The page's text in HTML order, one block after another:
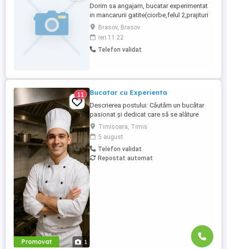
Dorim sa angajam, bucatar experimentat
in mancarurii gatite(ciorbe,felul 2,prajituri
)pentru o cantina restaurant .Cu proba de
lucru,salariu atractiv .
Brasov, Brasov
ieri 11:22
Telefon validat
Promovat 1
11 Bucatar cu Experienta
Descrierea postului: Căutăm un bucătar
pasionat și dedicat care să se alăture
echipei noastre. Persoana potrivită va fi
responsabilă de pregătirea preparatelor
conform meniului, respectarea
standardelor de calitate și igienă, precum
și contribuirea la menținerea unei
Timisoara, Timis
5 august
Telefon validat
Repostat automat